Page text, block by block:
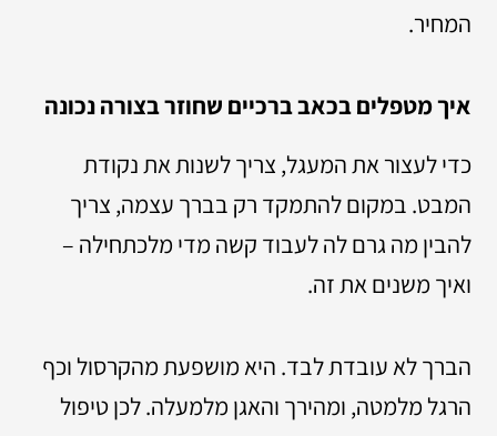
המחיר.
איך מטפלים בכאב ברכיים שחוזר בצורה נכונה
כדי לעצור את המעגל, צריך לשנות את נקודת
המבט. במקום להתמקד רק בברך עצמה, צריך
להבין מה גרם לה לעבוד קשה מדי מלכתחילה –
ואיך משנים את זה.
הברך לא עובדת לבד. היא מושפעת מהקרסול וכף
הרגל מלמטה, ומהירך והאגן מלמעלה. לכן טיפול